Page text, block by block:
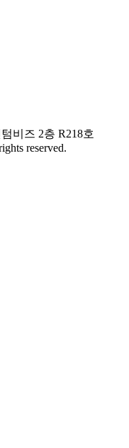
비즈 2층 R218호
reserved.